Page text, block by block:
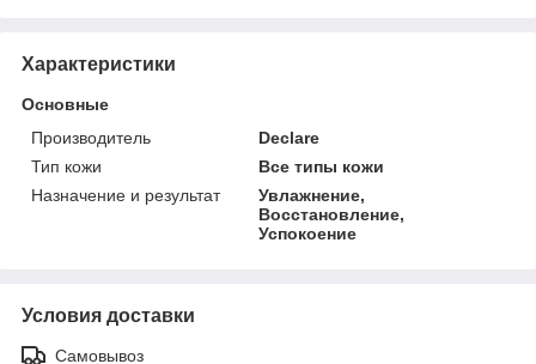
Характеристики
Основные
Производитель
Declare
Тип кожи
Все типы кожи
Назначение и результат
Увлажнение,
Восстановление,
Успокоение
Условия доставки
Самовывоз